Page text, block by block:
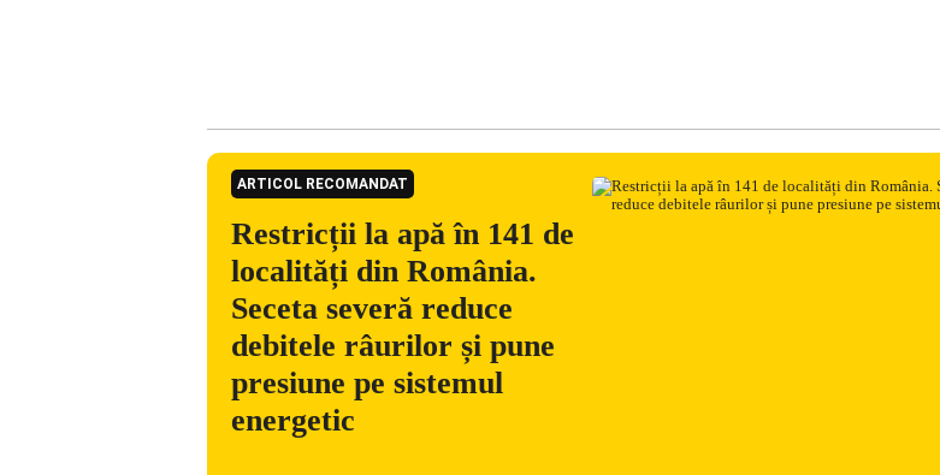
ARTICOL RECOMANDAT
Restricții la apă în 141 de
localități din România.
Seceta severă reduce
debitele râurilor și pune
presiune pe sistemul
energetic